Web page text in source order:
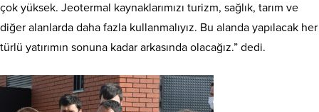
çok yüksek. Jeotermal kaynaklarımızı turizm, sağlık, tarım ve
diğer alanlarda daha fazla kullanmalıyız. Bu alanda yapılacak her
türlü yatırımın sonuna kadar arkasında olacağız.” dedi.